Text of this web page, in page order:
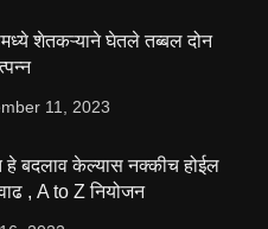
शेतकऱ्याने घेतले तब्बल दोन
11, 2023
हे बदलाव केल्यास नक्कीच होईल
, A to Z नियोजन